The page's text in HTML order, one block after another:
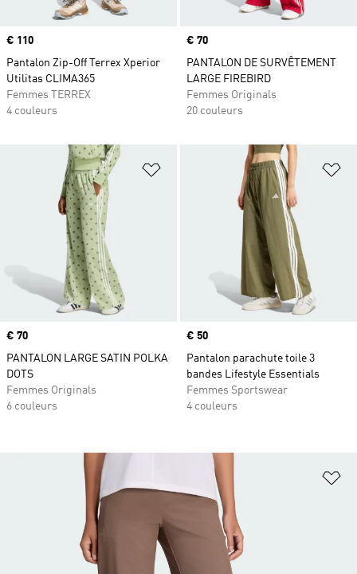
Prix
€ 110
Pantalon Zip-Off Terrex Xperior
Utilitas CLIMA365
Femmes TERREX
4 couleurs
Prix
€ 70
PANTALON DE SURVÊTEMENT
LARGE FIREBIRD
Femmes Originals
20 couleurs
Ajouter à la Liste de produits
Prix
€ 70
PANTALON LARGE SATIN POLKA
DOTS
Femmes Originals
6 couleurs
Prix
€ 50
Pantalon parachute toile 3
bandes Lifestyle Essentials
Femmes Sportswear
4 couleurs